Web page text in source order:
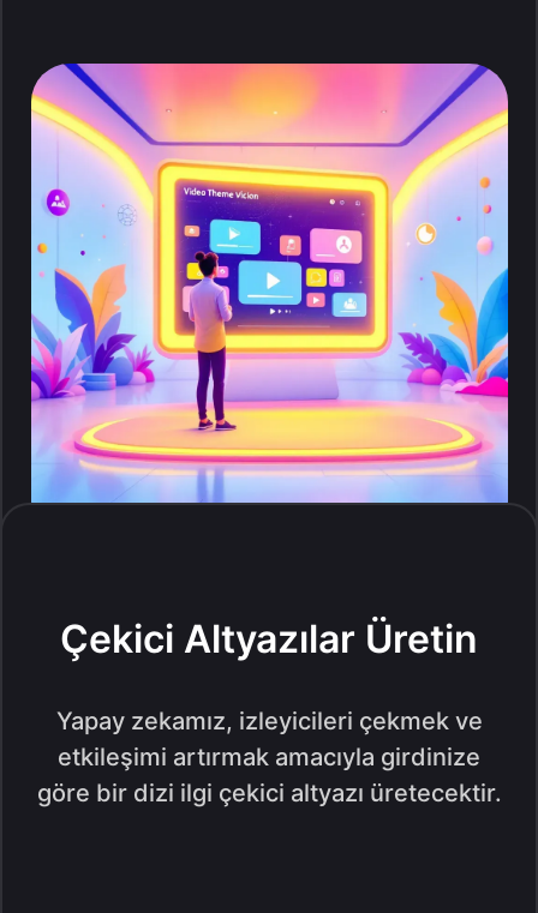
Çekici Altyazılar Üretin
Yapay zekamız, izleyicileri çekmek ve
etkileşimi artırmak amacıyla girdinize
göre bir dizi ilgi çekici altyazı üretecektir.